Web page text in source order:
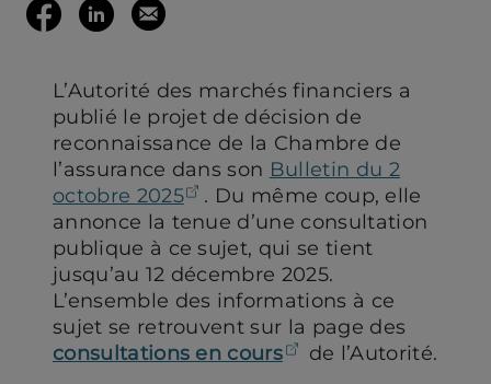
Partager
sur
Facebook
(ouvre
dans
un
nouvel
Partager
sur
LinkedIn
(ouvre
dans
un
nouvel
Envoyer
cette
page
par
mail
(ouvre votre
L’Autorité des marchés financiers a
publié le projet de décision de
reconnaissance de la Chambre de
l’assurance dans son Bulletin du 2
octobre 2025
(ouvre dans un nouvel
. Du même coup, elle
annonce la tenue d’une consultation
publique à ce sujet, qui se tient
jusqu’au 12 décembre 2025.
L’ensemble des informations à ce
sujet se retrouvent sur la page des
consultations en cours
(ouvre dans un
de l’Autorité.